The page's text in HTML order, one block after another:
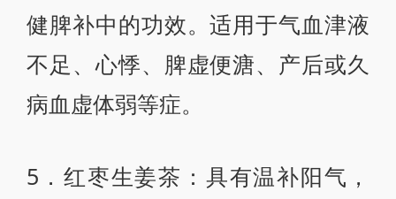
健脾补中的功效。适用于气血津液
不足、心悸、脾虚便溏、产后或久
病血虚体弱等症。
5．红枣生姜茶：具有温补阳气，